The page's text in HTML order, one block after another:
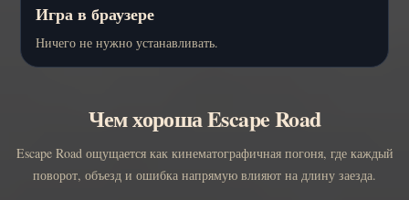
Игра в браузере
Ничего не нужно устанавливать.
Чем хороша Escape Road
Escape Road ощущается как кинематографичная погоня, где каждый
поворот, объезд и ошибка напрямую влияют на длину заезда.